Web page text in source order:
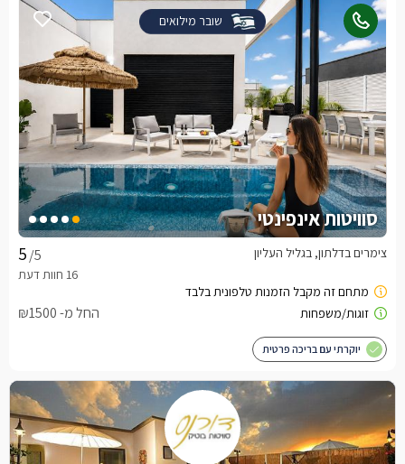
שובר מילואים
סוויטות אינפינטי
/5 צימרים בדלתון, בגליל העליון
החל מ- ₪1500
יוקרתי עם בריכה פרטית